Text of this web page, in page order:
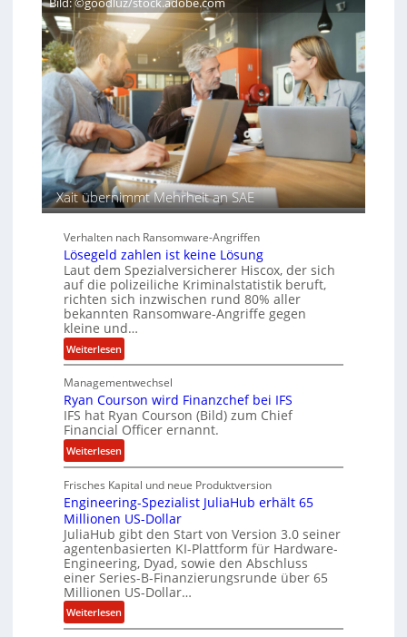
i
e
r
e
n
H
e
n
a
u
f
d
e
r
S
p
u
T
e
h
A
g
e
n
c
y
a
r
e
i
t
e
n
z
u
s
m
e
n
Xait übernimmt Mehrheit an SAE
Verhalten nach Ransomware-Angriffen
Lösegeld zahlen ist keine Lösung
Laut dem Spezialversicherer Hiscox, der sich
auf die polizeiliche Kriminalstatistik beruft,
richten sich inzwischen rund 80% aller
bekannten Ransomware-Angriffe gegen
kleine und…
Weiterlesen:
L
ö
s
e
g
e
l
d
z
a
h
l
e
n
i
s
Managementwechsel
Ryan Courson wird Finanzchef bei IFS
IFS hat Ryan Courson (Bild) zum Chief
Financial Officer ernannt.
Weiterlesen:
R
y
a
n
C
o
u
r
s
o
Frisches Kapital und neue Produktversion
Engineering-Spezialist JuliaHub erhält 65
Millionen US-Dollar
JuliaHub gibt den Start von Version 3.0 seiner
agentenbasierten KI-Plattform für Hardware-
Engineering, Dyad, sowie den Abschluss
einer Series-B-Finanzierungsrunde über 65
Millionen US-Dollar…
Weiterlesen:
E